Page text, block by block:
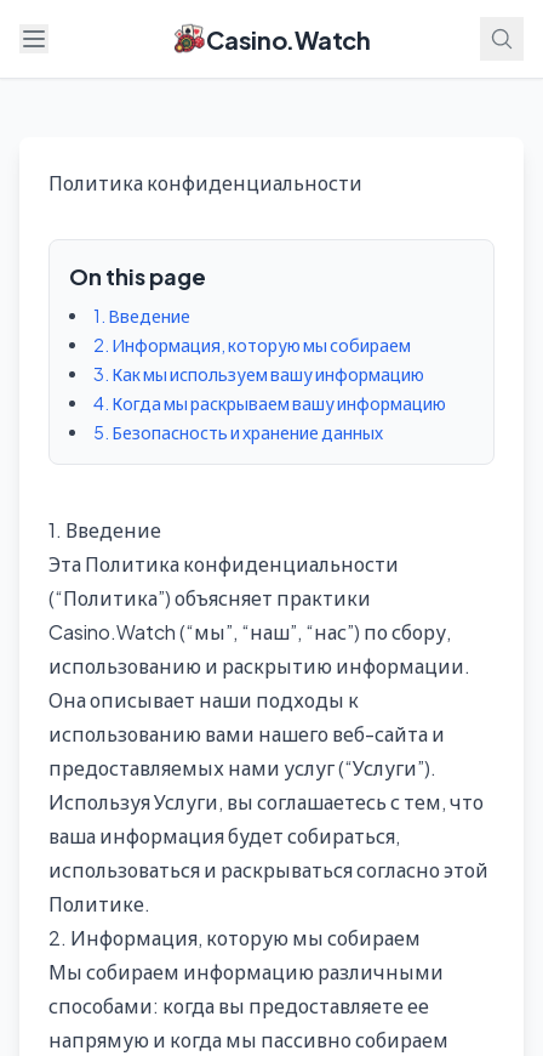
Open menu Casino.Watch
Политика конфиденциальности
On this page
1. Введение
2. Информация, которую мы собираем
3. Как мы используем вашу информацию
4. Когда мы раскрываем вашу информацию
5. Безопасность и хранение данных
1. Введение
Эта Политика конфиденциальности
(“Политика”) объясняет практики
Casino.Watch (“мы”, “наш”, “нас”) по сбору,
использованию и раскрытию информации.
Она описывает наши подходы к
использованию вами нашего веб-сайта и
предоставляемых нами услуг (“Услуги”).
Используя Услуги, вы соглашаетесь с тем, что
ваша информация будет собираться,
использоваться и раскрываться согласно этой
Политике.
2. Информация, которую мы собираем
Мы собираем информацию различными
способами: когда вы предоставляете ее
напрямую и когда мы пассивно собираем